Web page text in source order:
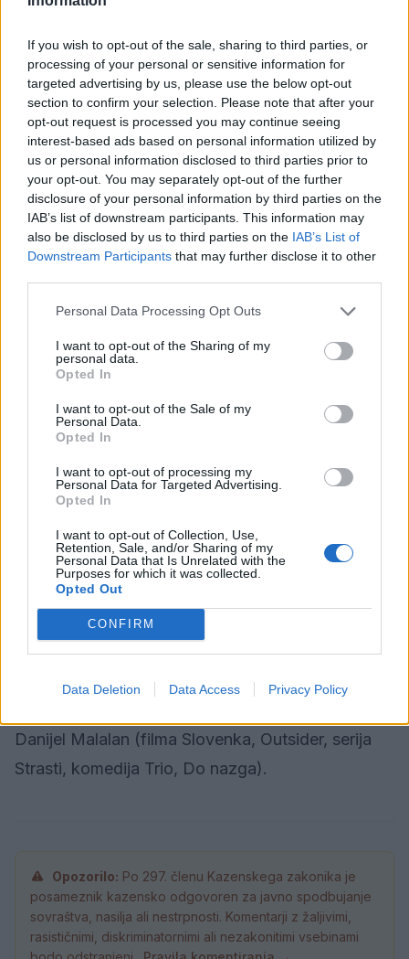
If you wish to opt-out of the sale, sharing to third parties, or
processing of your personal or sensitive information for
targeted advertising by us, please use the below opt-out
section to confirm your selection. Please note that after your
opt-out request is processed you may continue seeing
interest-based ads based on personal information utilized by
us or personal information disclosed to third parties prior to
your opt-out. You may separately opt-out of the further
disclosure of your personal information by third parties on the
IAB’s list of downstream participants. This information may
also be disclosed by us to third parties on the IAB’s List of
Downstream Participants that may further disclose it to other
Personal Data Processing Opt Outs
I want to opt-out of the Sharing of my
personal data.
Opted In
I want to opt-out of the Sale of my
Personal Data.
Opted In
I want to opt-out of processing my
Personal Data for Targeted Advertising.
Opted In
I want to opt-out of Collection, Use,
Retention, Sale, and/or Sharing of my
Personal Data that Is Unrelated with the
Purposes for which it was collected.
Opted Out
CONFIRM
Data Deletion Data Access Privacy Policy
*Proslava ob dnevu reformacije
čas:ob 19.00
kraj:Knjižnica Velenje
vstop:Prost vstop
Ob 19. uri vas vabimo v Knjižnico Velenje na
proslavo ob dnevu reformacije, ki ga praznujemo
31. oktobra. Program bodo pripravili učenci in
učitelji OŠ Antona Aškerca.
*Buh pomagej
ob 19.30
Dom kulture Velenje (velika dvorana)
vstop:15 €
Zeleni abonma (1), A la Carte in izven
Avtorska komedija, v kateri je združila moč
priznana primorska ekipa v postavi Boris Devetak
(TV Poper, Alora pridem več k’sno!), Žan Papič
(stand-up komik in voditelj oddaje Ambienti na TV
Slovenija), Franko Korošec (gostilničar Marko v
Eni žlahtni štoriji, TV Poper ...) ter filmski in
Danijel Malalan (filma Slovenka, Outsider, serija
Strasti, komedija Trio, Do nazga).
Opozorilo: Po 297. členu Kazenskega zakonika je
posameznik kazensko odgovoren za javno spodbujanje
sovraštva, nasilja ali nestrpnosti. Komentarji z žaljivimi,
rasističnimi, diskriminatornimi ali nezakonitimi vsebinami